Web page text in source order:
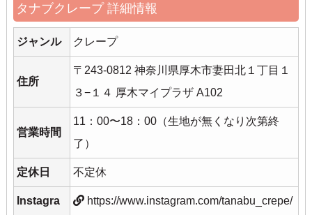
タナブクレープ 詳細情報
ジャンル クレープ
住所
〒243-0812 神奈川県厚木市妻田北１丁目１
３−１４ 厚木マイプラザ A102
営業時間
11：00〜18：00（生地が無くなり次第終
了）
定休日 不定休
Instagra
https://www.instagram.com/tanabu_crepe/